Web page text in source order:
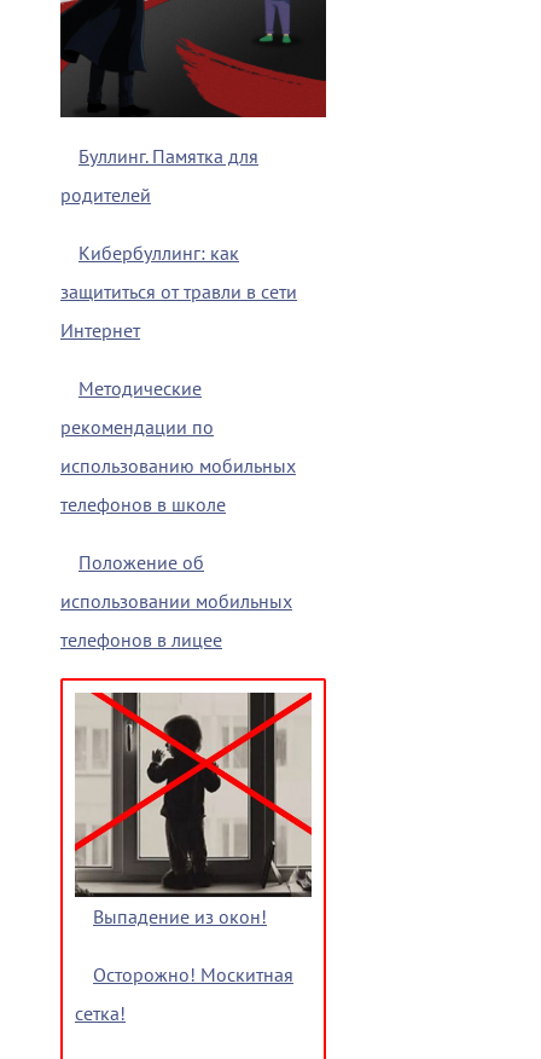
Буллинг. Памятка для
родителей
Кибербуллинг: как
защититься от травли в сети
Интернет
Методические
рекомендации по
использованию мобильных
телефонов в школе
Положение об
использовании мобильных
телефонов в лицее
Выпадение из окон!
Осторожно! Москитная
сетка!